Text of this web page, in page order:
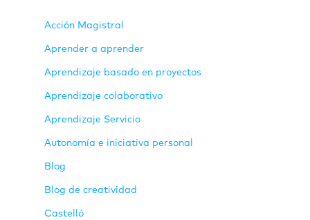
Acción Magistral
Aprender a aprender
Aprendizaje basado en proyectos
Aprendizaje colaborativo
Aprendizaje Servicio
Autonomía e iniciativa personal
Blog
Blog de creatividad
Castelló